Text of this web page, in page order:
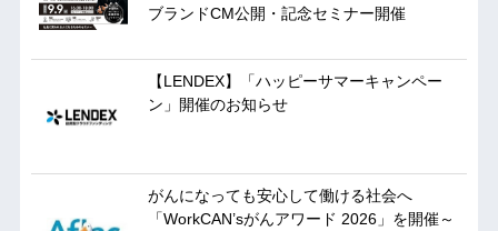
ブランドCM公開・記念セミナー開催
【LENDEX】「ハッピーサマーキャンペー
ン」開催のお知らせ
がんになっても安心して働ける社会へ
「WorkCAN’sがんアワード 2026」を開催～